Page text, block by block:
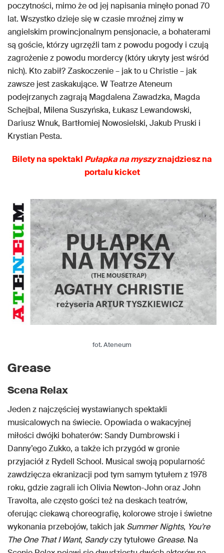
poczytności, mimo że od jej napisania minęło ponad 70
lat. Wszystko dzieje się w czasie mroźnej zimy w
angielskim prowincjonalnym pensjonacie, a bohaterami
są goście, którzy ugrzęźli tam z powodu pogody i czują
zagrożenie z powodu mordercy (który ukryty jest wśród
nich). Kto zabił? Zaskoczenie – jak to u Christie – jak
zawsze jest zaskakujące. W Teatrze Ateneum
podejrzanych zagrają Magdalena Zawadzka, Magda
Schejbal, Milena Suszyńska, Łukasz Lewandowski,
Dariusz Wnuk, Bartłomiej Nowosielski, Jakub Pruski i
Krystian Pesta.
Bilety na spektakl Pułapka na myszyznajdziesz na
portalu kicket
fot. Ateneum
Grease
Scena Relax
Jeden z najczęściej wystawianych spektakli
musicalowych na świecie. Opowiada o wakacyjnej
miłości dwójki bohaterów: Sandy Dumbrowski i
Danny’ego Zukko, a także ich przygód w gronie
przyjaciół z Rydell School. Musical swoją popularność
zawdzięcza ekranizacji pod tym samym tytułem z 1978
roku, gdzie zagrali ich Olivia Newton-John oraz John
Travolta, ale często gości też na deskach teatrów,
oferując ciekawą choreografię, kolorowe stroje i świetne
wykonania przebojów, takich jakSummer Nights, You’re
The One That I Want, Sandyczy tytułowe Grease. Na